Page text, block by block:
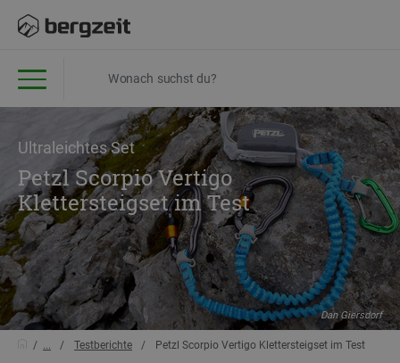
Ultraleichtes Set
Petzl Scorpio Vertigo
Klettersteigset im Test
Dan Giersdorf
... Testberichte Petzl Scorpio Vertigo Klettersteigset im Test